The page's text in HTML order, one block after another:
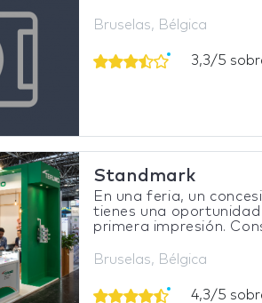
Bruselas, Bélgica
3,3/5
Standmark
En una feria, un
tienes una
primera impresión.
Bruselas, Bélgica
4,3/5